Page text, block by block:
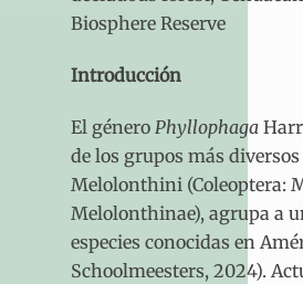
Biosphere Reserve
Introducción
El género Phyllophaga
de los grupos más
Melolonthini (Coleoptera:
Melolonthinae), agrupa a
especies conocidas en
Schoolmeesters, 2024).